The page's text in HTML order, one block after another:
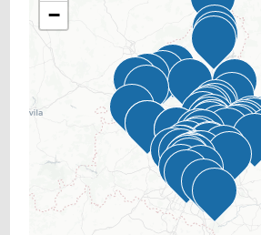
−